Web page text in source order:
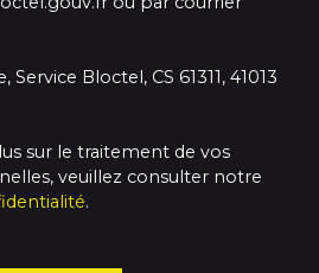
Bloctel, CS 61311, 41013
sur le traitement de vos
veuillez consulter notre
.